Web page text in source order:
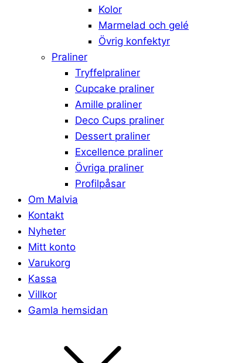
Kolor
Marmelad och gelé
Övrig konfektyr
Praliner
Tryffelpraliner
Cupcake praliner
Amille praliner
Deco Cups praliner
Dessert praliner
Excellence praliner
Övriga praliner
Profilpåsar
Om Malvia
Kontakt
Nyheter
Mitt konto
Varukorg
Kassa
Villkor
Gamla hemsidan